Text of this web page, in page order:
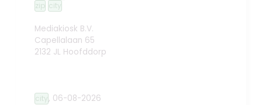
zip city
Mediakiosk B.V.
Capellalaan 65
2132 JL Hoofddorp
city, 06-08-2026